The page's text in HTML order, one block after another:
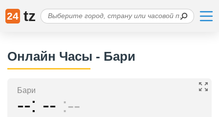
24 tz
Онлайн Часы - Бари
Бари
-- -- --